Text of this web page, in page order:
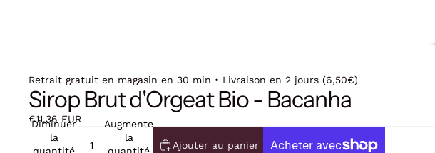
Retrait gratuit en magasin en 30 min • Livraison en 2 jours (6,50€)
Sirop Brut d'Orgeat Bio - Bacanha
€11,36 EUR
Diminuer
la
quantité
Augmenter
la
quantité
Ajouter au panier